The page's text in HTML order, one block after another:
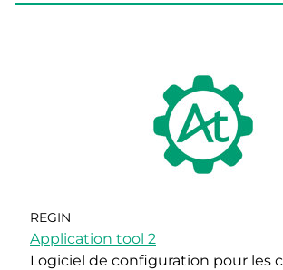
REGIN
Application tool 2
Logiciel de configuration pour les